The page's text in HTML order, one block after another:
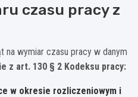
czasu pracy z
wymiar czasu pracy w danym
z art. 130 § 2 Kodeksu pracy:
w okresie rozliczeniowym i